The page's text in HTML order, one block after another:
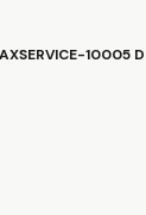
10005